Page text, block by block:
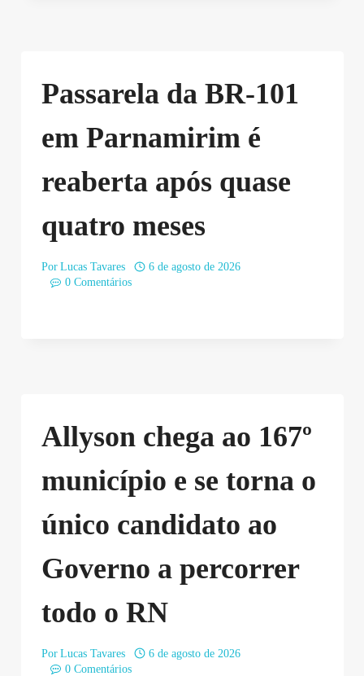
Passarela da BR-101
em Parnamirim é
reaberta após quase
quatro meses
Por Lucas Tavares
6 de agosto de 2026
0 Comentários
Allyson chega ao 167º
município e se torna o
único candidato ao
Governo a percorrer
todo o RN
Por Lucas Tavares
6 de agosto de 2026
0 Comentários